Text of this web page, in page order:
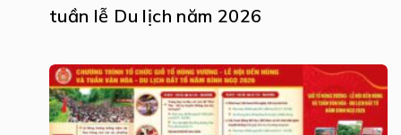
tuần lễ Du lịch năm 2026